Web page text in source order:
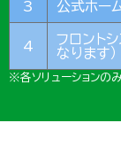
3 公式ホー
4
フロント
なります）
※各ソリューションの